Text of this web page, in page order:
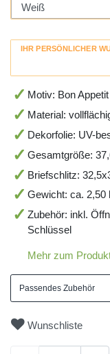
IHR PERSÖNLICHER
Motiv: Bon
Material:
Dekorfolie: UV-
Gesamtgröße:
Briefschlitz:
Gewicht: ca. 2,50
Zubehör: inkl.
Schlüssel
Mehr zum
Passendes Zubehör
Wunschliste